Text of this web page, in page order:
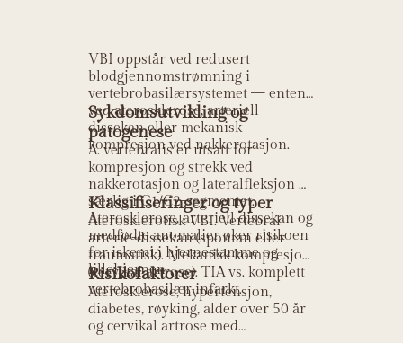
VBI oppstår ved redusert
blodgjennomstrømning i
vertebrobasilærsystemet — enten
ved aterosklerose, arteriell
dissekan eller mekanisk
kompresjon ved nakkerotasjon.
Sykdomsutvikling og
patogenese
A. vertebralis er utsatt for
kompresjon og strekk ved
nakkerotasjon og lateralfleksjon —
særlig i C1/C2-segmentet.
Aterosklerose, arteriell dissekan og
medfødte anomalier øker risikoen
for iskemi i hjernestamme og
lillehjernen.
Klassifiseringer og typer
Aterosklerotisk VBI. Vertebral
arterie-dissekan (spontan eller
traumatisk). Mekanisk kompresjon
(cervikal artrose). TIA vs. komplett
vertebrobasilær infarkt.
Risikofaktorer
Aterosklerose, hypertensjon,
diabetes, røyking, alder over 50 år
og cervikal artrose med